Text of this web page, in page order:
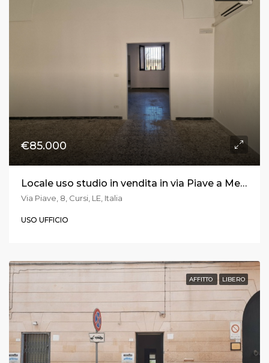
€85.000
Locale uso studio in vendita in via Piave a Melpignano
Via Piave, 8, Cursi, LE, Italia
USO UFFICIO
AFFITTO LIBERO